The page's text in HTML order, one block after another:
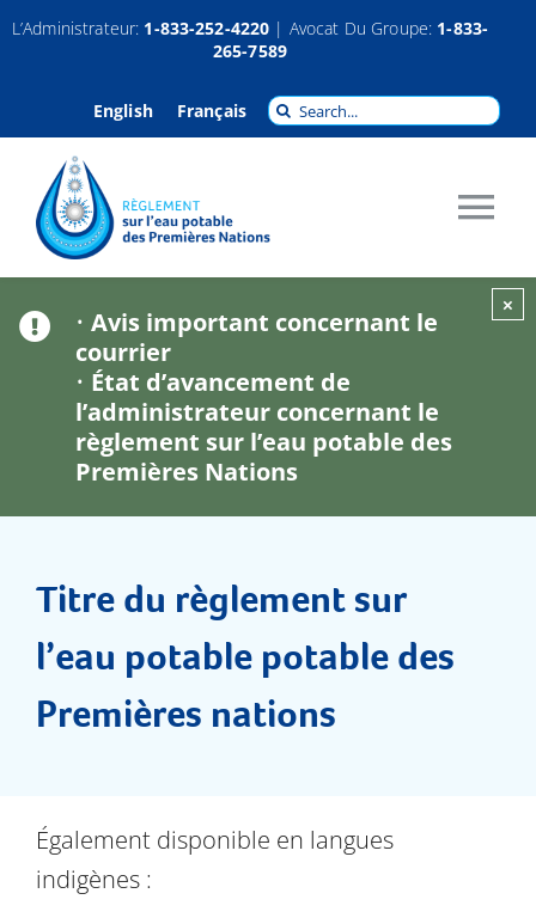
Passer
contenu
L’Administrateur: 1-833-252-4220 | Avocat Du Groupe: 1-833-
265-7589
English Français
Recherche
pour
Réclamations
Indemnisation
FAQs
Dernières nouvelles
•Avis important concernant le
courrier
• État d’avancement de
l’administrateur concernant le
règlement sur l’eau potable des
Premières Nations
×
Titre du règlement sur
l’eau potable potable des
Premières nations
Également disponible en langues
indigènes :